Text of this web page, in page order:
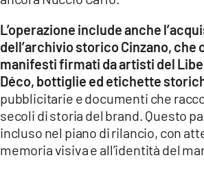
L’operazione include anche
dell’archivio storico Cinzano, che
manifesti firmati da artisti del
Déco, bottiglie ed etichette
pubblicitarie e documenti che
secoli di storia del brand. Questo
incluso nel piano di rilancio, con
memoria visiva e all’identità del